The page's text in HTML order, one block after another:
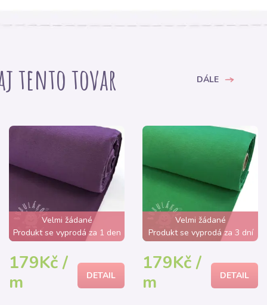
tento tovar DÁLE
Velmi žádané
Produkt se vyprodá za 1 den
179Kč /
m
DETAIL
Velmi žádané
Produkt se vyprodá za 3 dní
179Kč /
m
DETAIL